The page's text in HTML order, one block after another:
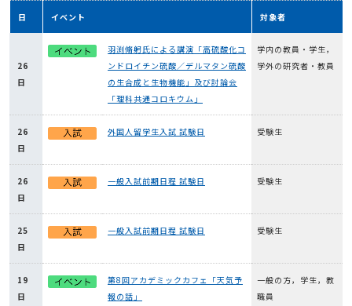
日 イベント 対象者
26
日
羽渕脩躬氏による講演「高硫酸化コ
ンドロイチン硫酸／デルマタン硫酸
の生合成と生物機能」及び討論会
「理科共通コロキウム」
学内の教員・学生，
学外の研究者・教員
26
日
外国人留学生入試 試験日 受験生
26
日
一般入試前期日程 試験日 受験生
25
日
一般入試前期日程 試験日 受験生
19
日
第8回アカデミックカフェ「天気予
報の話」
一般の方，学生，教
職員